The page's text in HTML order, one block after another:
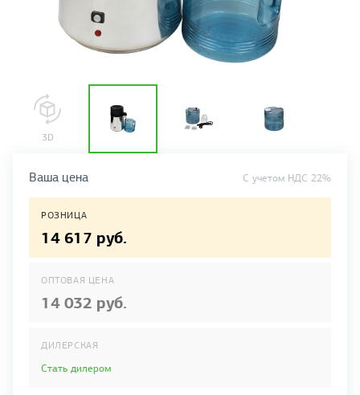
Ваша цена C учетом НДС 22%
РОЗНИЦА
14 617 руб.
ОПТОВАЯ ЦЕНА
14 032 руб.
ДИЛЕРСКАЯ
Стать дилером